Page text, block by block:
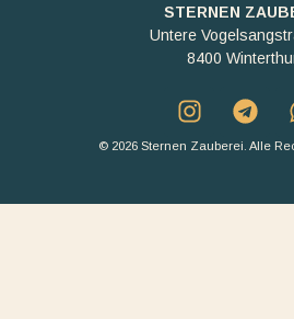
STERNEN
Untere
8400
© 2026 Sternen Zauberei. Alle